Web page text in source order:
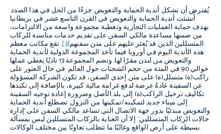
يُفترض أن تشكل أندية الحماية والتعويض جزءًا من الحل في هذا الصدد.
أُنشئت أندية الحماية والتعويض في القرن التاسع عشر في بريطانيا
بهدف حماية العمليات التجارية وتغطية مجموعة واسعة من الالتزامات،
من ضمنها مساعدة مالكي السفن على تقديم خدمات مناسبة للركاب
المتسللين الذين قد يُعثر عليهم على متن سفنهم[3] . تقع مكاتب معظم
هذه الأندية اليوم في أوروبا فيما تأخذ المجموعة الدولية لأندية الحماية
والتعويض من لندن مقرًا لها. وتضم المجموعة 13 ناديًا يغطي عملها
حوالي 90 في المئة من حجم الشحنات حول العالم. في حال العثور على
راكب(ة) متسلل(ة) على متن إحدى السفن، قد تكون الشركة المسؤولة
عن السفينة عادةً عرضة لدفع غرامة مالية كبيرة، بالإضافة إلى تكبدها
تكاليف ترحيل الراكب(ة) إلى بلد الأصل وضرورة إعادة توجيه السفينة
إلى ميناء جديد لتمكينه/تمكينها من النزول. تضطلع أندية الحماية
والتعويض مبدئيًا بدور جهة الاتصال التي تساعد مالكي السفن على ’إدارة
حالات الركاب المتسللين‘. إلا أن العناية بالركاب المتسللين ليس بمسألة
بسيطة على أرض الواقع وغالبًا ما تتطلب تعاونًا بين مختلف الوكالات.